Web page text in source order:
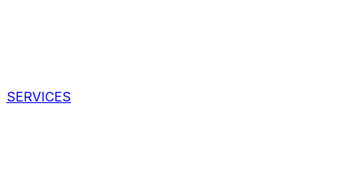
SERVICES